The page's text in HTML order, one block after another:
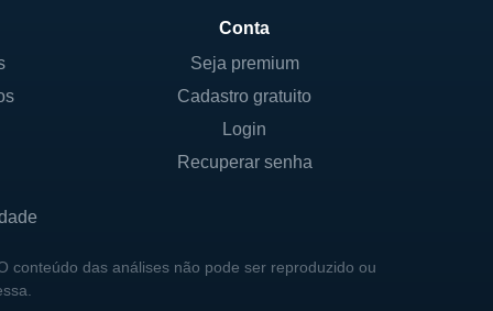
é parte de sua
local. Desde sua
a expandir suas
Conta
Seja premium
Cadastro gratuito
Login
Recuperar senha
conteúdo das análises não pode ser reproduzido ou